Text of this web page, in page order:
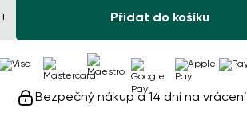
+ Přidat do košíku
Bezpečný nákup a 14 dní na vrácení